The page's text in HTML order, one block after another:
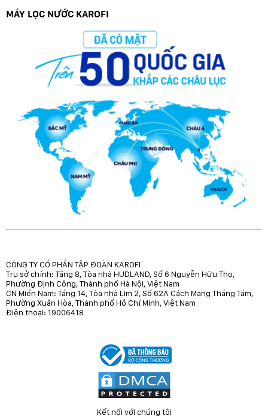
MÁY LỌC NƯỚC KAROFI
CÔNG TY CỔ PHẦN TẬP ĐOÀN KAROFI
Trụ sở chính: Tầng 8, Tòa nhà HUDLAND, Số 6 Nguyễn Hữu Thọ,
Phường Định Công, Thành phố Hà Nội, Việt Nam
CN Miền Nam: Tầng 14, Tòa nhà Lim 2, Số 62A Cách Mạng Tháng Tám,
Phường Xuân Hòa, Thành phố Hồ Chí Minh, Việt Nam
Điện thoại: 19006418
Kết nối với chúng tôi